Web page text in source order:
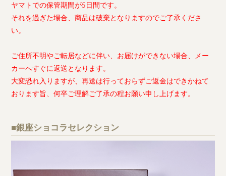
ヤマトでの保管期間が5日間です。
それを過ぎた場合、商品は破棄となりますのでご了承くださ
い。
ご住所不明やご転居などに伴い、お届けができない場合、メー
カーへすぐに返送となります。
大変恐れ入りますが、再送は行っておらずご返金はできかねて
おります旨、何卒ご理解ご了承の程お願い申し上げます。
■銀座ショコラセレクション